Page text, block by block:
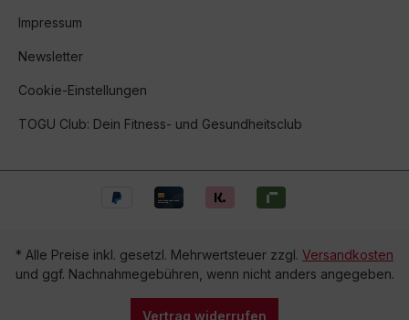
Impressum
Newsletter
Cookie-Einstellungen
TOGU Club: Dein Fitness- und Gesundheitsclub
* Alle Preise inkl. gesetzl. Mehrwertsteuer zzgl. Versandkosten
und ggf. Nachnahmegebühren, wenn nicht anders angegeben.
Vertrag widerrufen